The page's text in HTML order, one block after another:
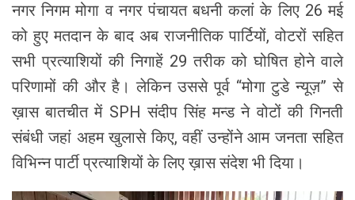
नगर निगम मोगा व नगर पंचायत बधनी कलां के लिए 26 मई
को हुए मतदान के बाद अब राजनीतिक पार्टियों, वोटरों सहित
सभी प्रत्याशियों की निगाहें 29 तरीक को घोषित होने वाले
परिणामों की और है। लेकिन उससे पूर्व “मोगा टुडे न्यूज़” से
ख़ास बातचीत में SPH संदीप सिंह मन्ड ने वोटों की गिनती
संबंधी जहां अहम खुलासे किए, वहीं उन्होंने आम जनता सहित
विभिन्न पार्टी प्रत्याशियों के लिए ख़ास संदेश भी दिया।